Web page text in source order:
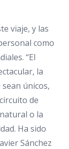
viaje, y las
como
“El
la
únicos,
de
o la
Ha sido
Sánchez